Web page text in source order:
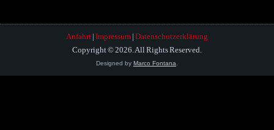
Anfahrt | Impressum | Datenschutzerklärung
Copyright © 2026. All Rights Reserved.
Designed by Marco Fontana.